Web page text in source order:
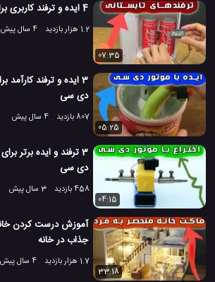
4 ایده و ترفند کاربری برای فصل گرم تابستان
1.2 هزار بازدید 4 سال پیش
07:35
3 ایده و ترفند کارآمد
دی سی
807 بازدید
4 سال پیش
05:25
3 ترفند و ایده برتر
دی سی
458 بازدید
3 سال پیش
04:15
آموزش درست کردن
جذاب در خانه
1.7 هزار بازدید
4 سال پیش
33:18